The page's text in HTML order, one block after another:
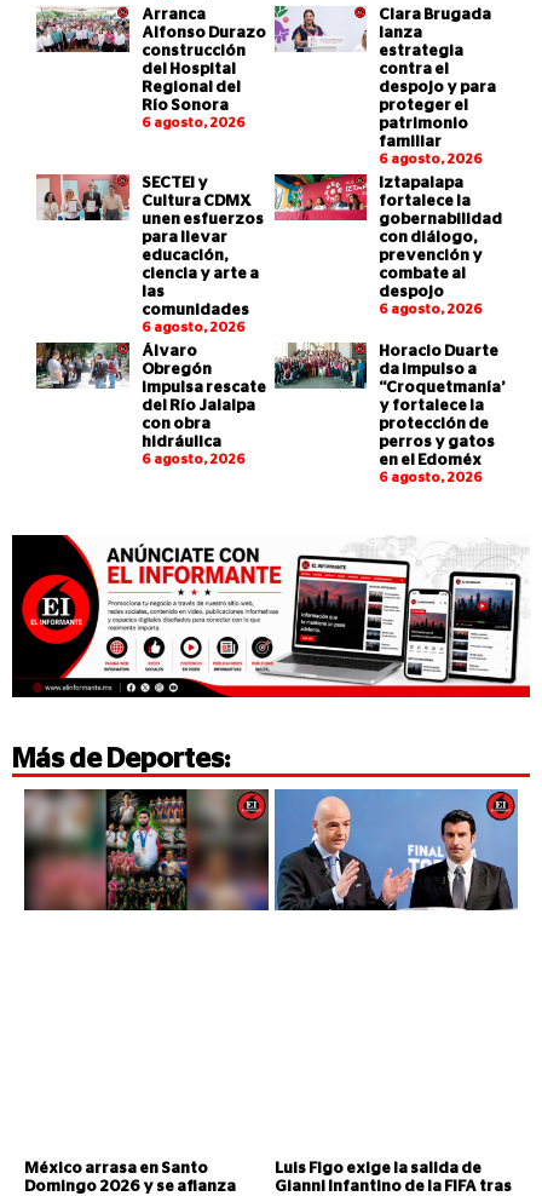
Arranca
Alfonso Durazo
construcción
del Hospital
Regional del
Río Sonora
6 agosto, 2026
Clara Brugada
lanza
estrategia
contra el
despojo y para
proteger el
patrimonio
familiar
6 agosto, 2026
SECTEI y
Cultura CDMX
unen esfuerzos
para llevar
educación,
ciencia y arte a
las
comunidades
6 agosto, 2026
Iztapalapa
fortalece la
gobernabilidad
con diálogo,
prevención y
combate al
despojo
6 agosto, 2026
Álvaro
Obregón
impulsa rescate
del Río Jalalpa
con obra
hidráulica
6 agosto, 2026
Horacio Duarte
da impulso a
“Croquetmanía”
y fortalece la
protección de
perros y gatos
en el Edoméx
6 agosto, 2026
Más de Deportes:
México arrasa en Santo
Domingo 2026 y se afianza
Luis Figo exige la salida de
Gianni Infantino de la FIFA tras